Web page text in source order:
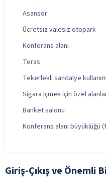
Asansör
Ücretsiz valesiz otopark
Konferans alanı
Teras
Tekerlekli sandalye
Sigara içmek için özel
Banket salonu
Konferans alanı büyüklüğü
Giriş-Çıkış ve Önemli